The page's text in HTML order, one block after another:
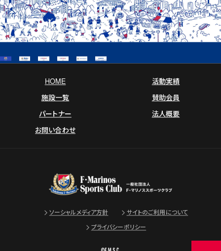
HOME
活動実績
施設一覧
賛助会員
パートナー
法人概要
お問い合わせ
ソーシャルメディア方針
サイトのご利用について
プライバシーポリシー